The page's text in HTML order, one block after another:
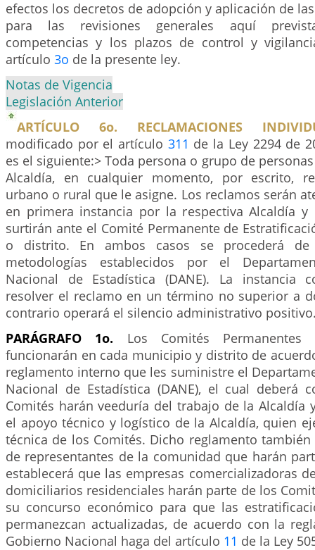
efectos los decretos de adopción y aplicación de
para las revisiones generales aquí
competencias y los plazos de control y
artículo 3o de la presente ley.
Notas de Vigencia
Legislación Anterior
ARTÍCULO 6o. RECLAMACIONES
modificado por el artículo 311 de la Ley 2294 de
es el siguiente:> Toda persona o grupo de
Alcaldía, en cualquier momento, por escrito,
urbano o rural que le asigne. Los reclamos serán
en primera instancia por la respectiva Alcaldía y
surtirán ante el Comité Permanente de
o distrito. En ambos casos se procederá
metodologías establecidos por el
Nacional de Estadística (DANE). La instancia
resolver el reclamo en un término no superior a
contrario operará el silencio administrativo
PARÁGRAFO 1o. Los Comités Permanentes
funcionarán en cada municipio y distrito de
reglamento interno que les suministre el
Nacional de Estadística (DANE), el cual deberá
Comités harán veeduría del trabajo de la Alcaldía
el apoyo técnico y logístico de la Alcaldía, quien
técnica de los Comités. Dicho reglamento
de representantes de la comunidad que harán
establecerá que las empresas comercializadoras
domiciliarios residenciales harán parte de los
su concurso económico para que las
permanezcan actualizadas, de acuerdo con la
Gobierno Nacional haga del artículo 11 de la Ley